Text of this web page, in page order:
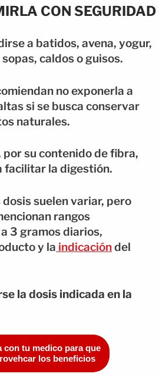
CON SEGURIDAD
a batidos, avena, yogur,
caldos o guisos.
no exponerla a
si se busca conservar
naturales.
por su contenido de fibra,
facilitar la digestión.
suelen variar, pero
rangos
3 gramos diarios,
y la indicacióndel
la dosis indicada en la
con tu medico para que
los beneficios